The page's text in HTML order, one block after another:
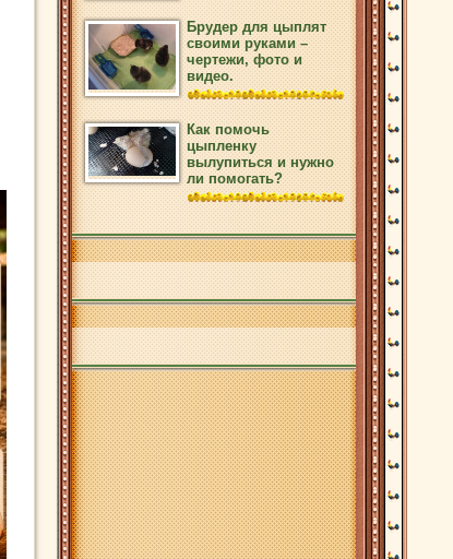
Брудер для цыплят
своими руками –
чертежи, фото и
видео.
Как помочь
цыпленку
вылупиться и нужно
ли помогать?